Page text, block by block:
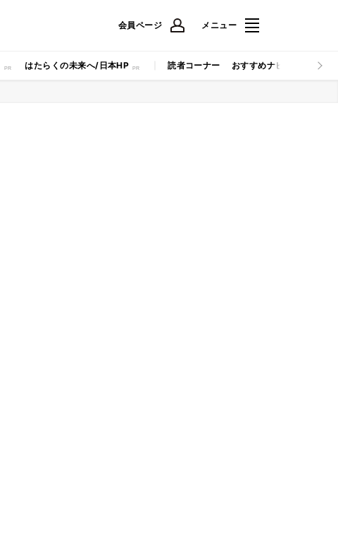
会員ページ メニュー
はたらくの未来へ/日本HP 読者コーナー おすすめナビ マイナビ